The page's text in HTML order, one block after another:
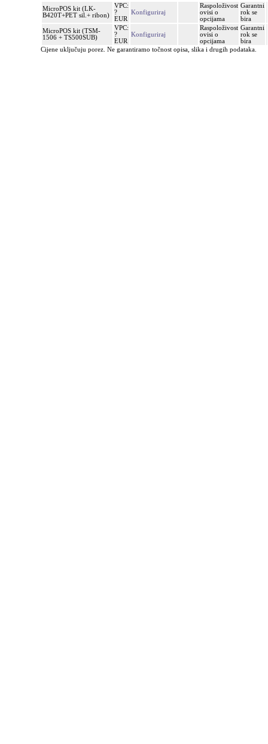
MicroPOS kit (LK-
B420T+PET sil.+ ribon)
VPC:
?
EUR
Konfiguriraj
Raspoloživost
ovisi o
opcijama
Garantni
rok se
bira
MicroPOS kit (TSM-
1506 + TS500SUB)
VPC:
?
EUR
Konfiguriraj
Raspoloživost
ovisi o
opcijama
Garantni
rok se
bira
Cijene uključuju porez. Ne garantiramo točnost opisa, slika i drugih podataka.